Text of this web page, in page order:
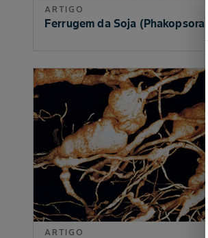
ARTIGO
Ferrugem da Soja
ARTIGO